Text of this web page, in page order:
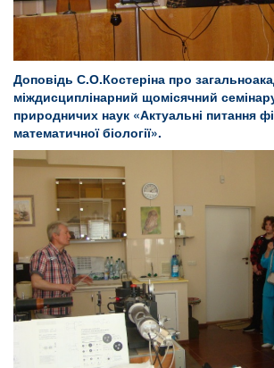
Доповідь С.О.Костеріна про
міждисциплінарний щомісячний
природничих наук «Актуальні питання
математичної біології».